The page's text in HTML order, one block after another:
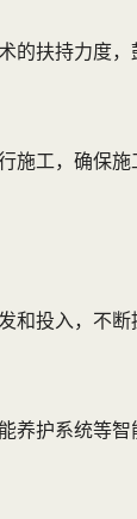
的扶持力度
施工，确保
投入，不断
养护系统等